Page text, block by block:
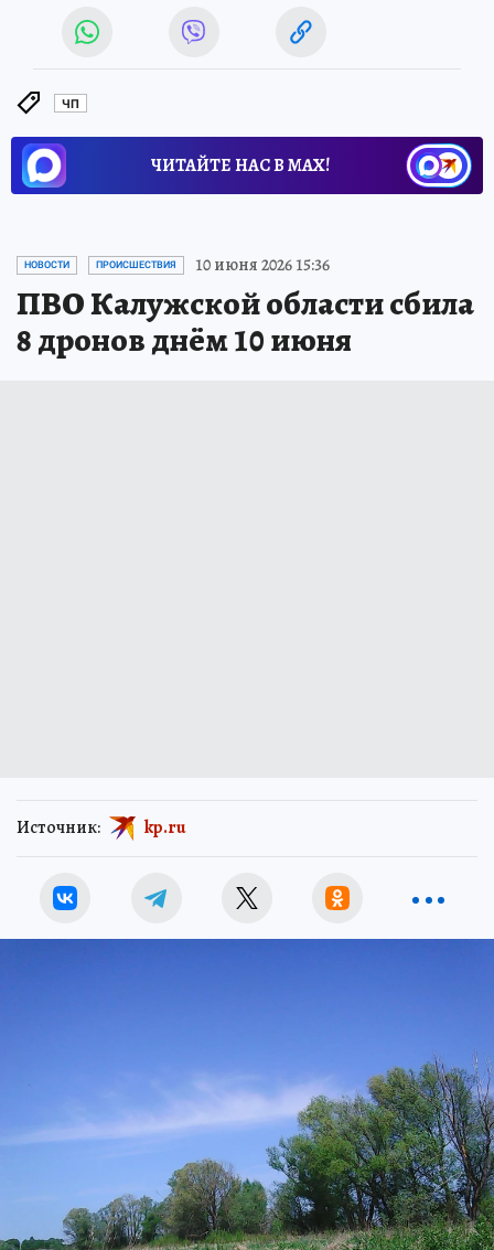
ЧП
ЧИТАЙТЕ НАС В МАХ!
НОВОСТИ ПРОИСШЕСТВИЯ 10 июня 2026 15:36
ПВО Калужской области сбила
8 дронов днём 10 июня
Источник: kp.ru